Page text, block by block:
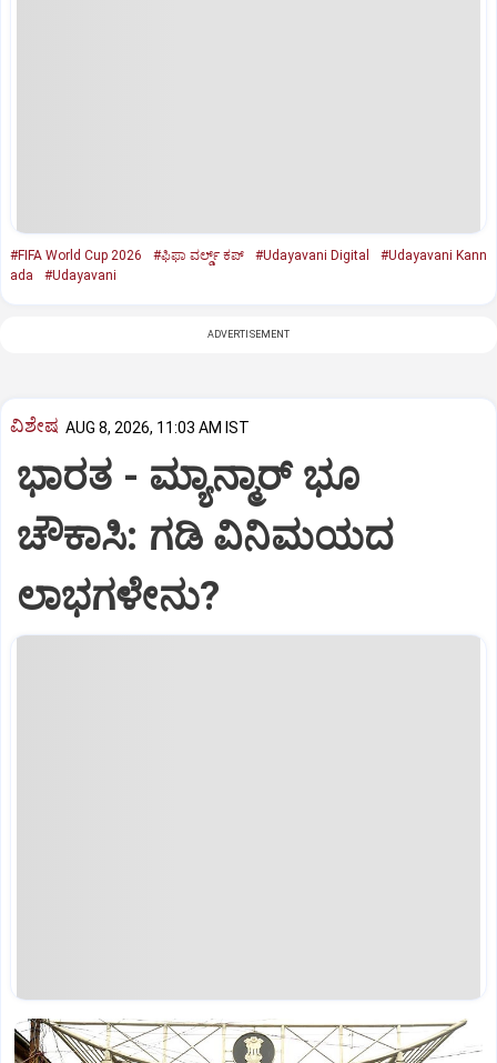
#FIFA World Cup 2026 #ಫಿಫಾ ವರ್ಲ್ಡ್‌ ಕಪ್‌ #Udayavani Digital
#Udayavani Kann
ada
#Udayavani
ADVERTISEMENT
ವಿಶೇಷ AUG 8, 2026, 11:03 AM IST
ಭಾರತ -‌ ಮ್ಯಾನ್ಮಾರ್ ಭೂ
ಚೌಕಾಸಿ: ಗಡಿ ವಿನಿಮಯದ
ಲಾಭಗಳೇನು?